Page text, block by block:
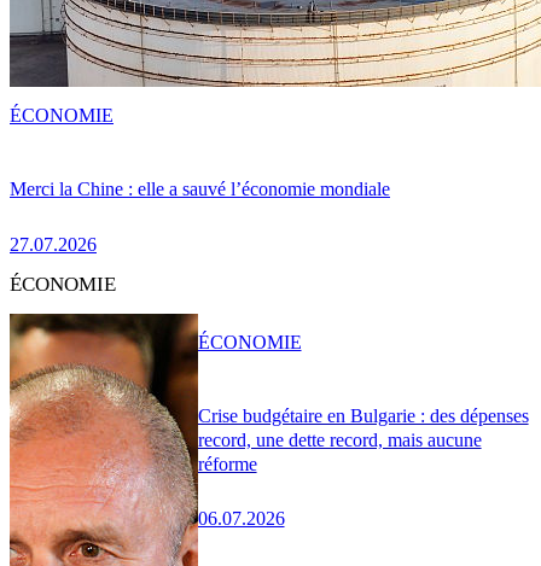
Merci la Chine : elle a sauvé l’économie mondiale
27.07.2026
ÉCONOMIE
ÉCONOMIE
Crise budgétaire en Bulgarie : des dépenses
record, une dette record, mais aucune
réforme
06.07.2026
ÉCONOMIE